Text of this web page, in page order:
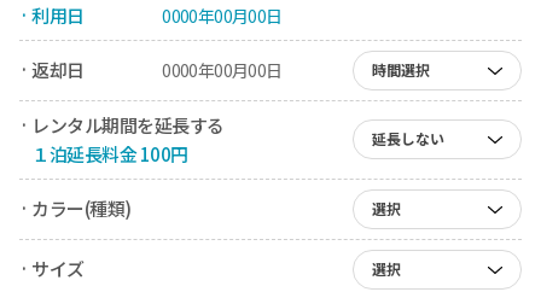
· 利用日 0000年00月00日
· 返却日 0000年00月00日 時間選択
· レンタル期間を延長する
１泊延長料金 100円
延長しない
· カラー(種類) 選択
· サイズ 選択